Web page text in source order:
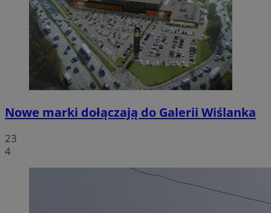
Nowe marki dołączają do Galerii Wiślanka
23
4